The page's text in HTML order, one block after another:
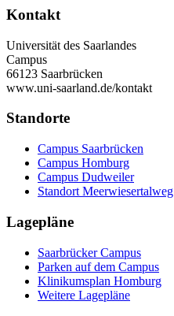
Kontakt
Universität des Saarlandes
Campus
66123 Saarbrücken
www.uni-saarland.de/kontakt
Standorte
Campus Saarbrücken
Campus Homburg
Campus Dudweiler
Standort Meerwiesertalweg
Lagepläne
Saarbrücker Campus
Parken auf dem Campus
Klinikumsplan Homburg
Weitere Lagepläne